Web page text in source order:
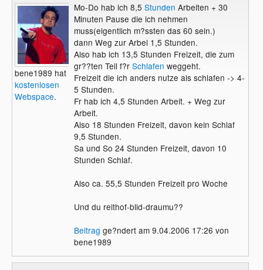
bene1989 hat
kostenlosen
Webspace.
Mo-Do hab ich 8,5 Stunden Arbeiten + 30
Minuten Pause die ich nehmen
muss(eigentlich m?ssten das 60 sein.)
dann Weg zur Arbei 1,5 Stunden.
Also hab ich 13,5 Stunden Freizeit, die zum
gr??ten Teil f?r Schlafen weggeht.
Freizeit die ich anders nutze als schlafen -> 4-
5 Stunden.
Fr hab ich 4,5 Stunden Arbeit. + Weg zur
Arbeit.
Also 18 Stunden Freizeit, davon kein Schlaf
9,5 Stunden.
Sa und So 24 Stunden Freizeit, davon 10
Stunden Schlaf.
Also ca. 55,5 Stunden Freizeit pro Woche
Und du reithof-blid-draumu??
Beitrag ge?ndert am 9.04.2006 17:26 von
bene1989